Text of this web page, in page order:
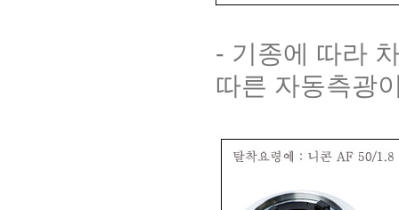
- 기종에 따라
따른 자동측광